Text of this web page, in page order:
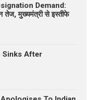
Demand:
तेज, मुख्यमंत्री से इस्तीफे
Sinks After